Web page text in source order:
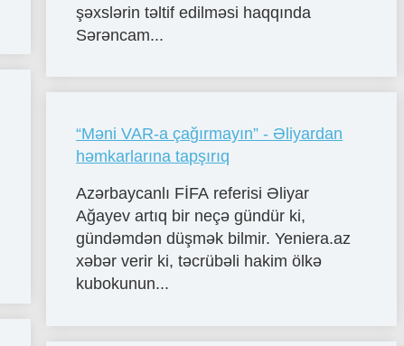
şəxslərin təltif edilməsi haqqında
Sərəncam...
“Məni VAR-a çağırmayın” - Əliyardan
həmkarlarına tapşırıq
Azərbaycanlı FİFA referisi Əliyar
Ağayev artıq bir neçə gündür ki,
gündəmdən düşmək bilmir. Yeniera.az
xəbər verir ki, təcrübəli hakim ölkə
kubokunun...